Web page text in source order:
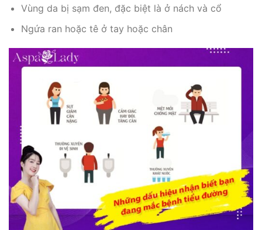
Vùng da bị sạm đen, đặc biệt là ở nách và cổ
Ngứa ran hoặc tê ở tay hoặc chân